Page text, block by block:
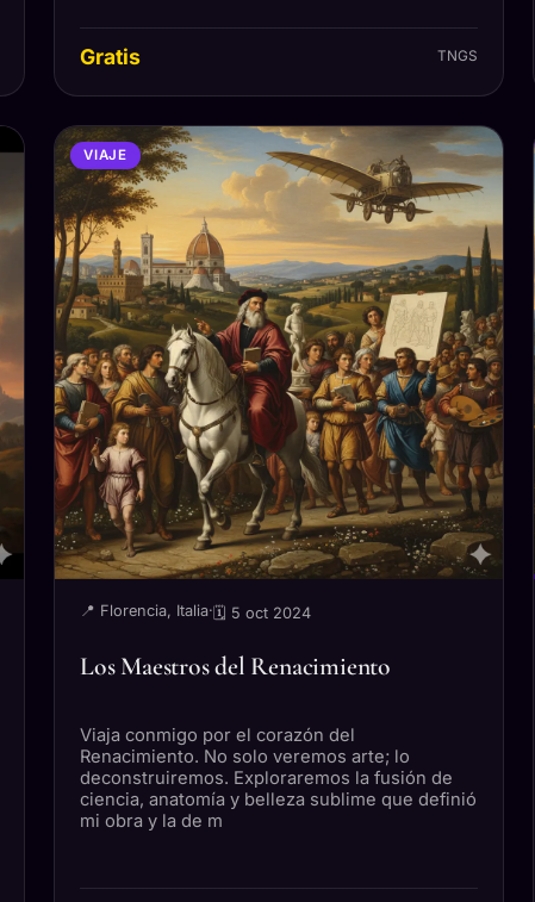
Gratis TNGS
VIAJE
📍 Florencia, Italia·🗓 5 oct 2024
Los Maestros del Renacimiento
Viaja conmigo por el corazón del
Renacimiento. No solo veremos arte; lo
deconstruiremos. Exploraremos la fusión de
ciencia, anatomía y belleza sublime que definió
mi obra y la de m